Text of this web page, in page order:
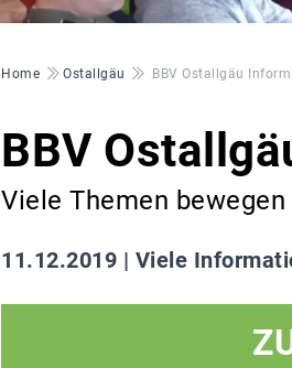
Pfadnavigation
Home Ostallgäu BBV Ostallgäu
BBV
Viele Themen
11.12.2019 | Viele